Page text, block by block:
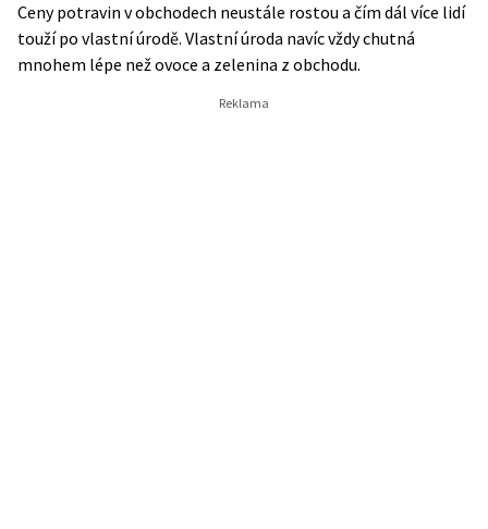
Ceny potravin v obchodech neustále rostou a čím dál více lidí
touží po vlastní úrodě. Vlastní úroda navíc vždy chutná
mnohem lépe než ovoce a zelenina z obchodu.